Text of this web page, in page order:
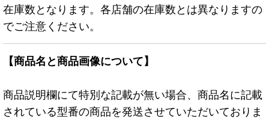
在庫数となります。各店舗の在庫数とは異なりますの
でご注意ください。
【商品名と商品画像について】
商品説明欄にて特別な記載が無い場合、商品名に記載
されている型番の商品を発送させていただいておりま